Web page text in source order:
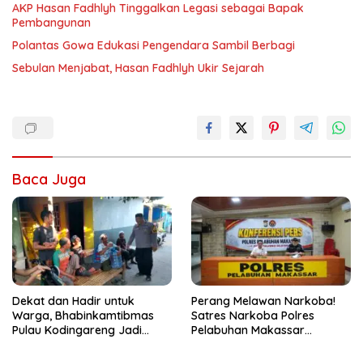
AKP Hasan Fadhlyh Tinggalkan Legasi sebagai Bapak
Pembangunan
Polantas Gowa Edukasi Pengendara Sambil Berbagi
Sebulan Menjabat, Hasan Fadhlyh Ukir Sejarah
Baca Juga
Dekat dan Hadir untuk
Warga, Bhabinkamtibmas
Pulau Kodingareng Jadi
Perang Melawan Narkoba!
Satres Narkoba Polres
Pelabuhan Makassar